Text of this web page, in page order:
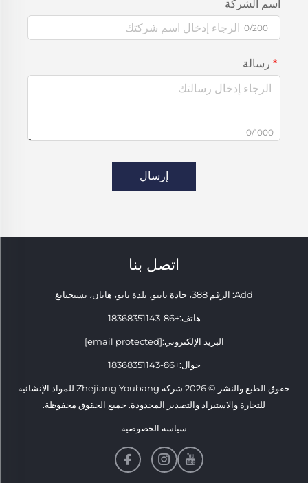
اسم الشركة
0/200
رسالة
0/1000
إرسال
اتصل بنا
Add: الرقم 388، جادة بايبو، بلدة بابو، هايان، تشيجيانغ
هاتف:+86-18368351143
البريد الإلكتروني:[email protected]
جوال:+86-18368351143
حقوق الطبع والنشر © 2026 شركة Zhejiang Youbang للمواد الإنشائية
للتجارة والاستيراد والتصدير المحدودة. جميع الحقوق محفوظة.
سياسة الخصوصية